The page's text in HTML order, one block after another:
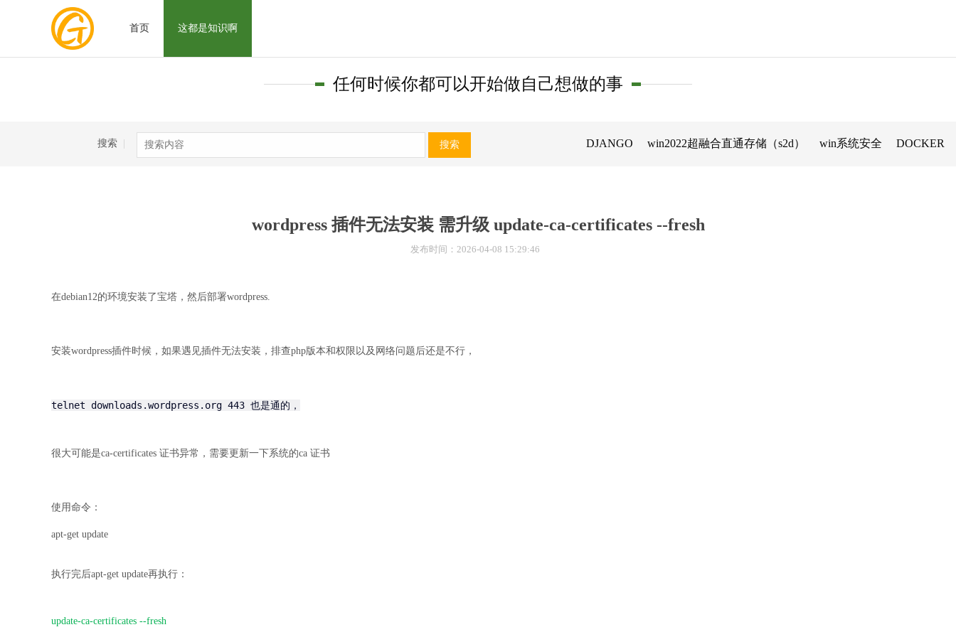
首页 这都是知识啊
任何时候你都可以开始做自己想做的事
搜索 搜索 DJANGO win2022超融合直通存储（s2d） win系统安全 DOCKER
wordpress 插件无法安装 需升级 update-ca-certificates --fresh
发布时间：2026-04-08 15:29:46
在debian12的环境安装了宝塔，然后部署wordpress.
安装wordpress插件时候，如果遇见插件无法安装，排查php版本和权限以及网络问题后还是不行，
telnet downloads.wordpress.org 443 也是通的，
很大可能是ca-certificates 证书异常，需要更新一下系统的ca 证书
使用命令：
apt-get update
执行完后apt-get update再执行：
update-ca-certificates --fresh